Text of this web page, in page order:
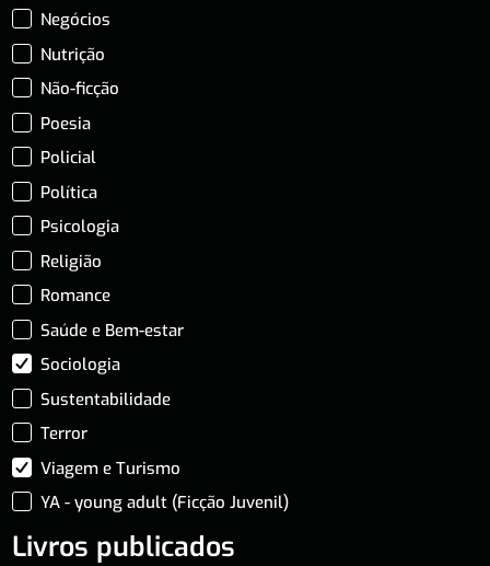
Negócios
Nutrição
Não-ficção
Poesia
Policial
Política
Psicologia
Religião
Romance
Saúde e Bem-estar
Sociologia
Sustentabilidade
Terror
Viagem e Turismo
YA - young adult (Ficção Juvenil)
Livros publicados